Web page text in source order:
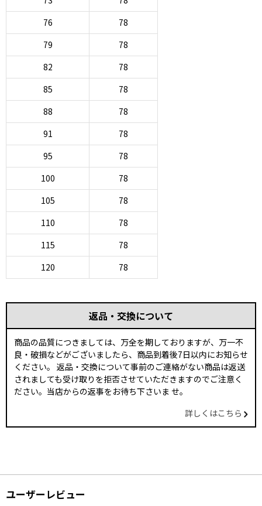
76
78
79
78
82
78
85
78
88
78
91
78
95
78
100
78
105
78
110
78
115
78
120
78
返品・交換について
商品の品質につきましては、万全を期しておりますが、万一不
良・破損などがございましたら、商品到着後7日以内にお知らせ
ください。 返品・交換について事前のご連絡がない商品は返送
されましても受け取りを拒否させていただきますのでご注意く
ださい。当店からの返事をお待ち下さいま せ。
詳しくはこちら
ユーザーレビュー